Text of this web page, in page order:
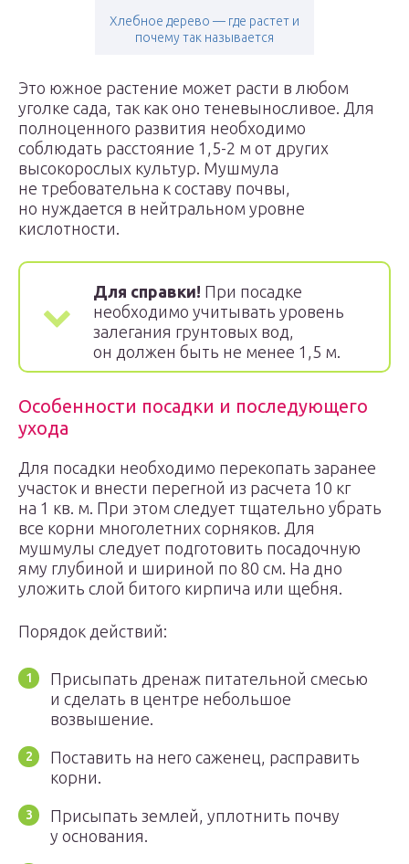
Хлебное дерево — где растет и
почему так называется
Это южное растение может расти в любом
уголке сада, так как оно теневыносливое. Для
полноценного развития необходимо
соблюдать расстояние 1,5-2 м от других
высокорослых культур. Мушмула
не требовательна к составу почвы,
но нуждается в нейтральном уровне
кислотности.
Для справки! При посадке
необходимо учитывать уровень
залегания грунтовых вод,
он должен быть не менее 1,5 м.
Особенности посадки и последующего
ухода
Для посадки необходимо перекопать заранее
участок и внести перегной из расчета 10 кг
на 1 кв. м. При этом следует тщательно убрать
все корни многолетних сорняков. Для
мушмулы следует подготовить посадочную
яму глубиной и шириной по 80 см. На дно
уложить слой битого кирпича или щебня.
Порядок действий:
Присыпать дренаж питательной смесью
и сделать в центре небольшое
возвышение.
Поставить на него саженец, расправить
корни.
Присыпать землей, уплотнить почву
у основания.